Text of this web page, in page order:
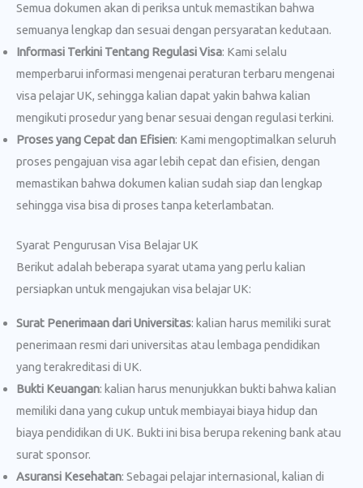
Semua dokumen akan di periksa untuk memastikan bahwa
semuanya lengkap dan sesuai dengan persyaratan kedutaan.
Informasi Terkini Tentang Regulasi Visa: Kami selalu
memperbarui informasi mengenai peraturan terbaru mengenai
visa pelajar UK, sehingga kalian dapat yakin bahwa kalian
mengikuti prosedur yang benar sesuai dengan regulasi terkini.
Proses yang Cepat dan Efisien: Kami mengoptimalkan seluruh
proses pengajuan visa agar lebih cepat dan efisien, dengan
memastikan bahwa dokumen kalian sudah siap dan lengkap
sehingga visa bisa di proses tanpa keterlambatan.
Syarat Pengurusan Visa Belajar UK
Berikut adalah beberapa syarat utama yang perlu kalian
persiapkan untuk mengajukan visa belajar UK:
Surat Penerimaan dari Universitas: kalian harus memiliki surat
penerimaan resmi dari universitas atau lembaga pendidikan
yang terakreditasi di UK.
Bukti Keuangan: kalian harus menunjukkan bukti bahwa kalian
memiliki dana yang cukup untuk membiayai biaya hidup dan
biaya pendidikan di UK. Bukti ini bisa berupa rekening bank atau
surat sponsor.
Asuransi Kesehatan: Sebagai pelajar internasional, kalian di